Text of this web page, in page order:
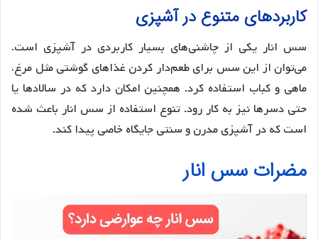
کاربردهای متنوع در آشپزی
سس انار یکی از چاشنی‌های بسیار کاربردی در آشپزی است.
می‌توان از این سس برای طعم‌دار کردن غذاهای گوشتی مثل مرغ،
ماهی و کباب استفاده کرد. همچنین امکان دارد که در سالادها یا
حتی دسرها نیز به کار رود. تنوع استفاده از سس انار باعث شده
است که در آشپزی مدرن و سنتی جایگاه خاصی پیدا کند.
مضرات سس انار